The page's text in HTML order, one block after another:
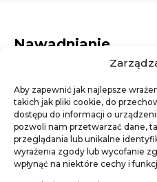
Aby zapewnić jak najlepsze
takich jak pliki cookie, do
dostępu do informacji o
pozwoli nam przetwarzać dane,
przeglądania lub unikalne
wyrażenia zgody lub wycofanie
wpłynąć na niektóre cechy i
Nawadnianie
Dysze statyczne
Studzienki
Linie kroplujące
Złączki
Artykuły
Agrotkaniny